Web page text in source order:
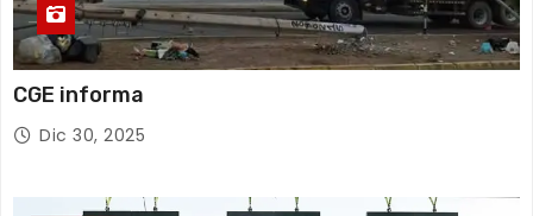
CGE informa
Dic 30, 2025